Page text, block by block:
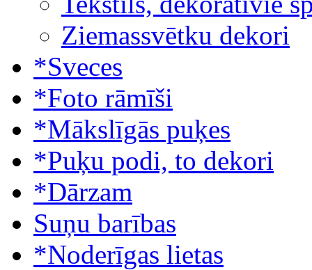
Ziemassvētku dekori
*Sveces
*Foto rāmīši
*Mākslīgās puķes
*Puķu podi, to dekori
*Dārzam
Suņu barības
*Noderīgas lietas